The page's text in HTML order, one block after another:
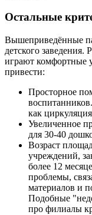
Остальные
Вышеприведённые
детского заведения.
играют комфортные
привести:
Просторное
как
Увеличенное
для 30-40
Возраст
учреждений,
более 12
проблемы,
материалов и
Подобные
про филиалы